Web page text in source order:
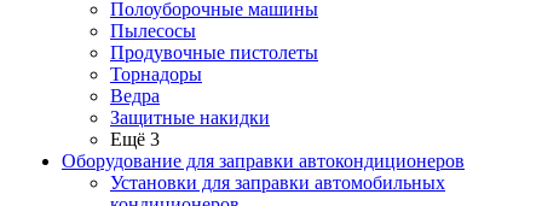
Полоуборочные машины
Пылесосы
Продувочные пистолеты
Торнадоры
Ведра
Защитные накидки
Ещё 3
Оборудование для заправки автокондиционеров
Установки для заправки автомобильных